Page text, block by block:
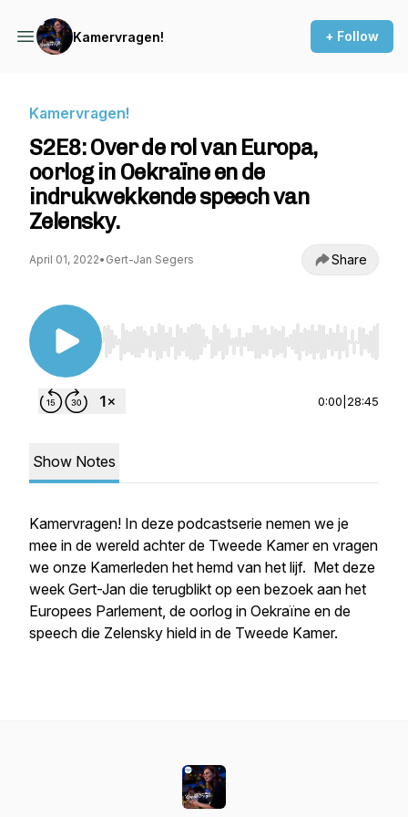
Kamervragen! + Follow
Kamervragen!
S2E8: Over de rol van Europa,
oorlog in Oekraïne en de
indrukwekkende speech van
Zelensky.
April 01, 2022• Gert-Jan Segers Share
Use Left/Right to seek, Home/End to jump to
0:00 28:45
Show Notes
Kamervragen! In deze podcastserie nemen we je
mee in de wereld achter de Tweede Kamer en vragen
we onze Kamerleden het hemd van het lijf. Met deze
week Gert-Jan die terugblikt op een bezoek aan het
Europees Parlement, de oorlog in Oekraïne en de
speech die Zelensky hield in de Tweede Kamer.